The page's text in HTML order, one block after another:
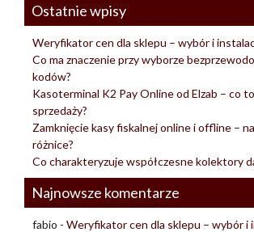
Ostatnie wpisy
Weryfikator cen dla sklepu – wybór i
Co ma znaczenie przy wyborze
kodów?
Kasoterminal K2 Pay Online od Elzab – co
sprzedaży?
Zamknięcie kasy fiskalnej online i offline –
różnice?
Co charakteryzuje współczesne kolektory
Najnowsze komentarze
fabio - Weryfikator cen dla sklepu – wybór i